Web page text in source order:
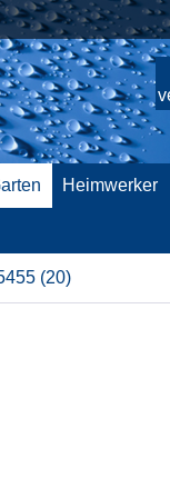
Heimwerker
(20)